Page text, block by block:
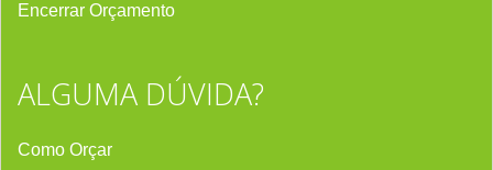
Encerrar Orçamento
ALGUMA DÚVIDA?
Como Orçar